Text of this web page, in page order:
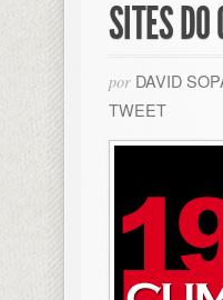
SITES DO
por DAVID
TWEET